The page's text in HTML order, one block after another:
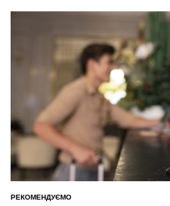
ОПУБЛІКУВАТИ
РЕКОМЕНДУЄМО